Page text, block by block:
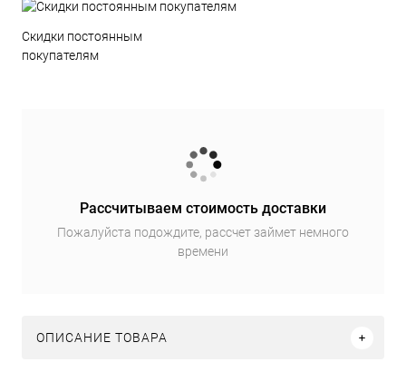
Скидки постоянным
покупателям
Рассчитываем стоимость доставки
Пожалуйста подождите, рассчет займет немного
времени
ОПИСАНИЕ ТОВАРА